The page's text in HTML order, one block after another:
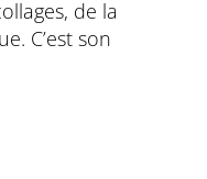
de la
C’est son